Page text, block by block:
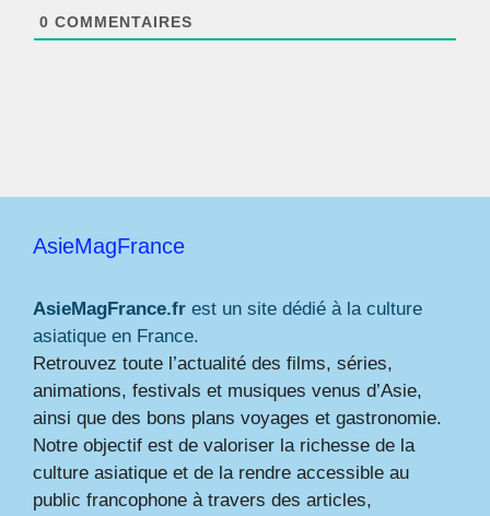
0 COMMENTAIRES
AsieMagFrance
AsieMagFrance.fr est un site dédié à la culture
asiatique en France.
Retrouvez toute l’actualité des films, séries,
animations, festivals et musiques venus d’Asie,
ainsi que des bons plans voyages et gastronomie.
Notre objectif est de valoriser la richesse de la
culture asiatique et de la rendre accessible au
public francophone à travers des articles,